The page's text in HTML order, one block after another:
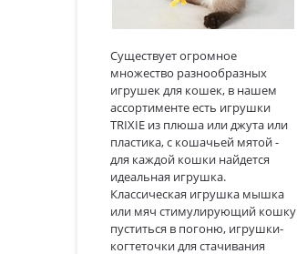
Существует огромное
множество разнообразных
игрушек для кошек, в нашем
ассортименте есть игрушки
TRIXIE из плюша или джута или
пластика, с кошачьей мятой -
для каждой кошки найдется
идеальная игрушка.
Классическая игрушка мышка
или мяч стимулирующий кошку
пуститься в погоню, игрушки-
когтеточки для стачивания